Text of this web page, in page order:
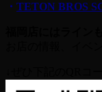
・ TETON BROS